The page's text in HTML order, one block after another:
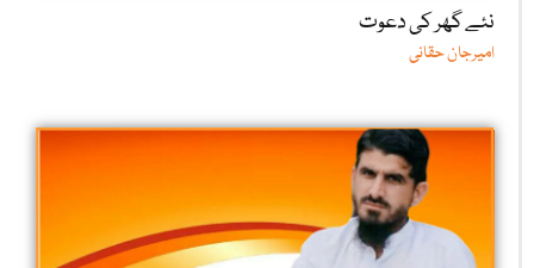
نئے گھر کی دعوت
امیرجان حقانی